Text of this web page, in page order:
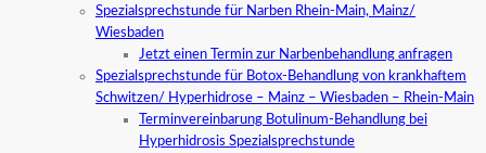
Spezialsprechstunde für Narben Rhein-Main, Mainz/
Wiesbaden
Jetzt einen Termin zur Narbenbehandlung anfragen
Spezialsprechstunde für Botox-Behandlung von krankhaftem
Schwitzen/ Hyperhidrose – Mainz – Wiesbaden – Rhein-Main
Terminvereinbarung Botulinum-Behandlung bei
Hyperhidrosis Spezialsprechstunde